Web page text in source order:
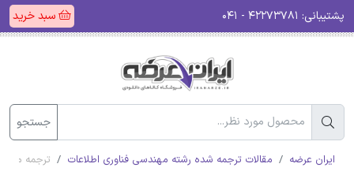
پشتیبانی: سبد خرید
جستجو
ایران عرضه مقالات ترجمه شده رشته مهندسی فناوری اطلاعات ترجمه